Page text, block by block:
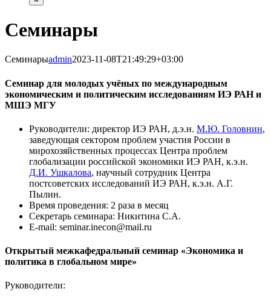
Семинары
Семинарыadmin2023-11-08T21:49:29+03:00
Семинар для молодых учёных по международным
экономическим и политическим исследованиям ИЭ РАН и
МШЭ МГУ
Руководители: директор ИЭ РАН, д.э.н. М.Ю. Головнин,
заведующая сектором проблем участия России в
мирохозяйственных процессах Центра проблем
глобализации российской экономики ИЭ РАН, к.э.н.
Д.И. Ушкалова, научный сотрудник Центра
постсоветских исследований ИЭ РАН, к.э.н. А.Г.
Пылин.
Время проведения: 2 раза в месяц
Секретарь семинара: Никитина С.А.
E-mail: seminar.inecon@mail.ru
Открытый межкафедральный семинар «Экономика и
политика в глобальном мире»
Руководители: